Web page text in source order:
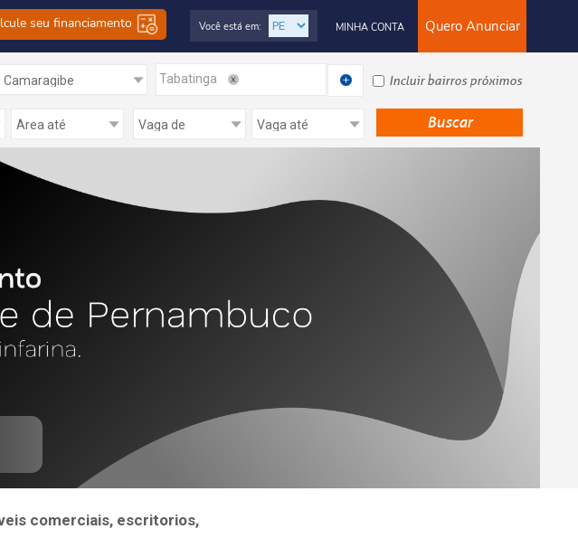
seu financiamento Quero Anunciar
MINHA CONTA
Você está em:
Tabatinga Incluir bairros próximos
comerciais, escritorios,